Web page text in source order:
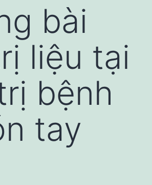
bài
liệu tại
bệnh
tay